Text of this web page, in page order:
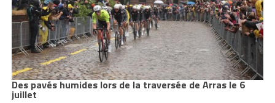
Des pavés humides lors de la traversée de Arras le 6
juillet